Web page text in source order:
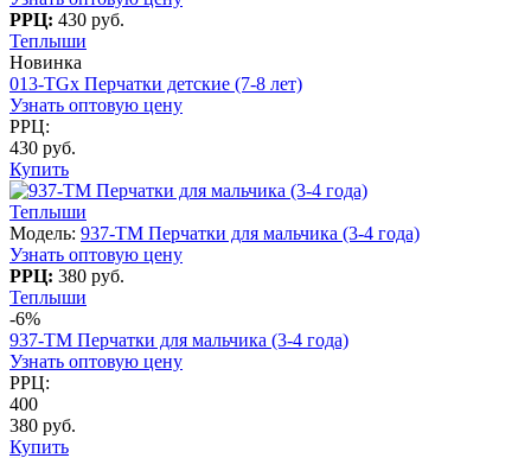
РРЦ: 430 руб.
Теплыши
Новинка
013-TGx Перчатки детские (7-8 лет)
Узнать оптовую цену
РРЦ:
430 руб.
Купить
Теплыши
Модель: 937-TM Перчатки для мальчика (3-4 года)
Узнать оптовую цену
РРЦ: 380 руб.
Теплыши
-6%
937-TM Перчатки для мальчика (3-4 года)
Узнать оптовую цену
РРЦ:
400
380 руб.
Купить